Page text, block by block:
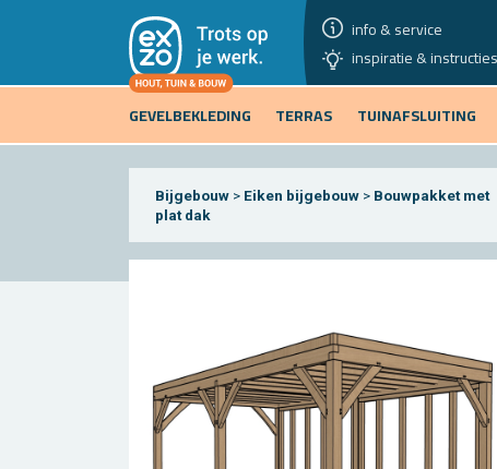
info & service
inspiratie & instructies
GEVELBEKLEDING
TERRAS TUINAFSLUITING
Bijgebouw > Eiken bijgebouw > Bouwpakket met
plat dak